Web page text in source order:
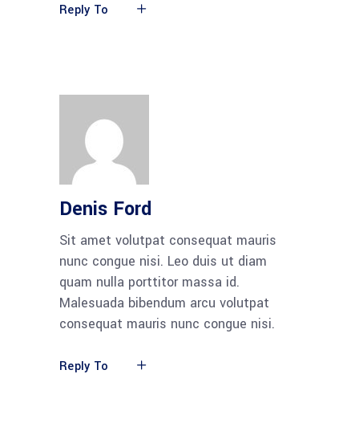
Reply To
Denis Ford
Sit amet volutpat consequat mauris
nunc congue nisi. Leo duis ut diam
quam nulla porttitor massa id.
Malesuada bibendum arcu volutpat
consequat mauris nunc congue nisi.
Reply To